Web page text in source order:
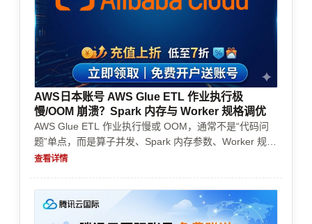
AWS日本账号 AWS Glue ETL 作业执行极
慢/OOM 崩溃？Spark 内存与 Worker 规格调优
AWS Glue ETL 作业执行慢或 OOM，通常不是“代码问
题”单点，而是算子并发、Spark 内存参数、Worker 规格
与账单策略没匹配。本文按排障顺序讲清：如何判断瓶颈
类型与数量、Executor/Driver 内存、并发度与分区策略
把作业跑稳；并覆盖账号开通、实名/企业认证、充值续
费、支付与风控、资源配额与成本控制的决策要点。
查看详情